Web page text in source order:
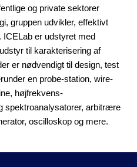
og private sektorer
gruppen udvikler, effektivt
ICELab er udstyret med
til karakterisering af
er nødvendigt til design, test
en probe-station, wire-
højfrekvens-
spektroanalysatorer, arbitrære
oscilloskop og mere.